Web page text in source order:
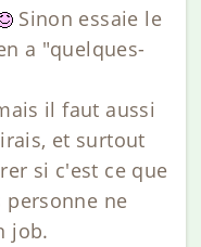
Sinon essaie le
a "quelques-
il faut aussi
et surtout
si c'est ce que
personne ne
job.